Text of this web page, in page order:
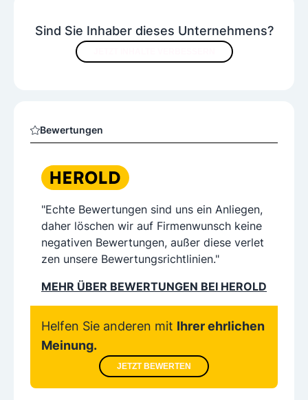
Sind Sie Inhaber dieses Unternehmens?
Bewertungen
"Echte Bewertungen sind uns ein Anliegen,
daher löschen wir auf Firmenwunsch keine
negativen Bewertungen, außer diese verlet
zen unsere Bewertungsrichtlinien."
MEHR ÜBER BEWERTUNGEN BEI HEROLD
Helfen Sie anderen mit Ihrer ehrlichen
Meinung.
JETZT BEWERTEN